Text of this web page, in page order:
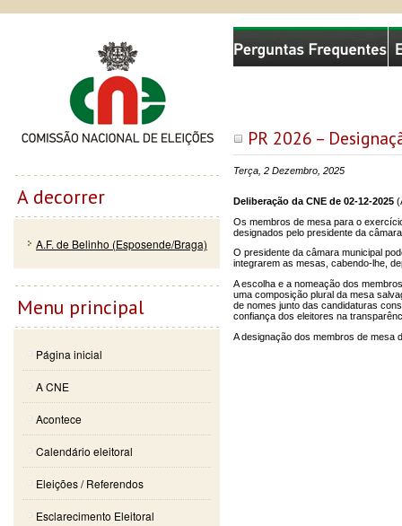
PR 2026 –
Terça, 2 Dezembro, 2025
Deliberação da CNE de 02-12-2025
Os membros de mesa para o
designados pelo presidente da
O presidente da câmara municipal
integrarem as mesas, cabendo-lhe,
A escolha e a nomeação dos
uma composição plural da mesa
de nomes junto das candidaturas
confiança dos eleitores na
A designação dos membros de mesa
Comissão Nacional de Eleições
A decorrer
A.F. de Belinho (Esposende/Braga)
Menu principal
Página inicial
A CNE
Acontece
Calendário eleitoral
Eleições / Referendos
Esclarecimento Eleitoral